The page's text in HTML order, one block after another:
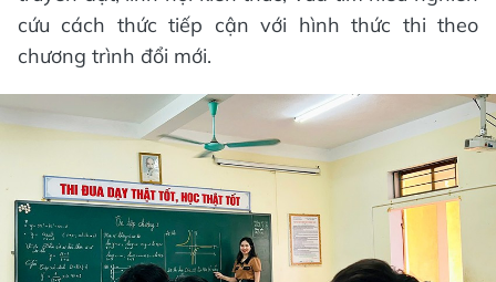
cứu cách thức tiếp cận với hình thức thi theo
chương trình đổi mới.